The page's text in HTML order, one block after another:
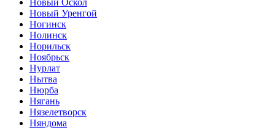
Новый Оскол
Новый Уренгой
Ногинск
Нолинск
Норильск
Ноябрьск
Нурлат
Нытва
Нюрба
Нягань
Нязелетворск
Няндома